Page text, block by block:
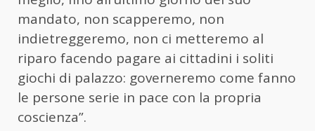
mandato, non scapperemo, non
indietreggeremo, non ci metteremo al
riparo facendo pagare ai cittadini i soliti
giochi di palazzo: governeremo come fanno
le persone serie in pace con la propria
coscienza”.